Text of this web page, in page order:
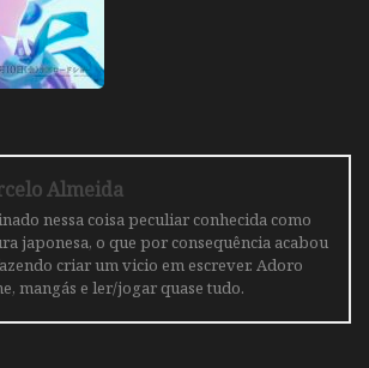
Almeida
nessa coisa peculiar conhecida como
japonesa, o que por consequência acabou
criar um vicio em escrever. Adoro
mangás e ler/jogar quase tudo.